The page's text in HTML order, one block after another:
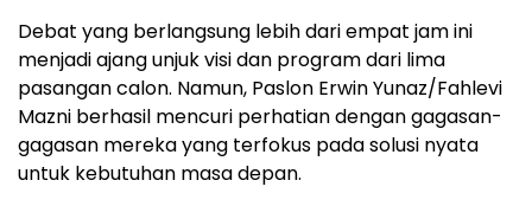
Debat yang berlangsung lebih dari empat jam ini
menjadi ajang unjuk visi dan program dari lima
pasangan calon. Namun, Paslon Erwin Yunaz/Fahlevi
Mazni berhasil mencuri perhatian dengan gagasan-
gagasan mereka yang terfokus pada solusi nyata
untuk kebutuhan masa depan.